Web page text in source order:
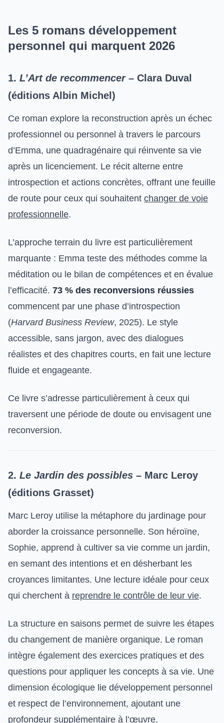
Les 5 romans développement
personnel qui marquent 2026
1. L’Art de recommencer– Clara Duval
(éditions Albin Michel)
Ce roman explore la reconstruction après un échec
professionnel ou personnel à travers le parcours
d’Emma, une quadragénaire qui réinvente sa vie
après un licenciement. Le récit alterne entre
introspection et actions concrètes, offrant une feuille
de route pour ceux qui souhaitent changer de voie
professionnelle.
L’approche terrain du livre est particulièrement
marquante : Emma teste des méthodes comme la
méditation ou le bilan de compétences et en évalue
l’efficacité. 73 % des reconversions réussies
commencent par une phase d’introspection
(Harvard Business Review, 2025). Le style
accessible, sans jargon, avec des dialogues
réalistes et des chapitres courts, en fait une lecture
fluide et engageante.
Ce livre s’adresse particulièrement à ceux qui
traversent une période de doute ou envisagent une
reconversion.
2. Le Jardin des possibles – Marc Leroy
(éditions Grasset)
Marc Leroy utilise la métaphore du jardinage pour
aborder la croissance personnelle. Son héroïne,
Sophie, apprend à cultiver sa vie comme un jardin,
en semant des intentions et en désherbant les
croyances limitantes. Une lecture idéale pour ceux
qui cherchent à reprendre le contrôle de leur vie.
La structure en saisons permet de suivre les étapes
du changement de manière organique. Le roman
intègre également des exercices pratiques et des
questions pour appliquer les concepts à sa vie. Une
dimension écologique lie développement personnel
et respect de l’environnement, ajoutant une
profondeur supplémentaire à l’œuvre.